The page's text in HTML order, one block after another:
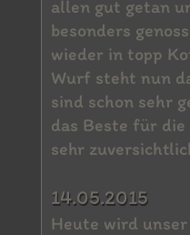
allen gut getan
besonders
wieder in topp
Wurf steht nun
sind schon sehr
das Beste für die
sehr
14.05.2015
Heute wird